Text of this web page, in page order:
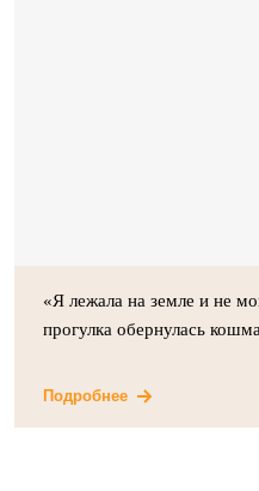
«Я лежала на земле и не
прогулка обернулась
Подробнее